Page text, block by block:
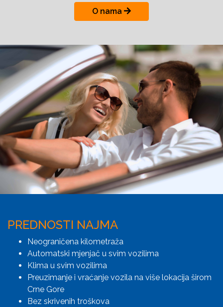
O nama
PREDNOSTI NAJMA
Neograničena kilometraža
Automatski mjenjač u svim vozilima
Klima u svim vozilima
Preuzimanje i vraćanje vozila na više lokacija širom
Crne Gore
Bez skrivenih troškova